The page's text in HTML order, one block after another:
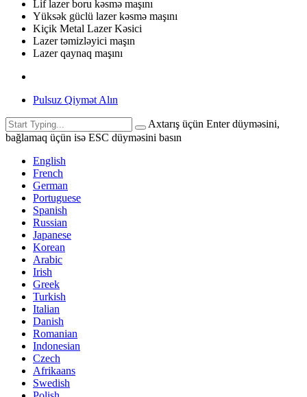
Lif lazer boru kəsmə maşını
Yüksək güclü lazer kəsmə maşını
Kiçik Metal Lazer Kəsici
Lazer təmizləyici maşın
Lazer qaynaq maşını
Pulsuz Qiymət Alın
Axtarış üçün Enter düyməsini,
bağlamaq üçün isə ESC düyməsini basın
English
French
German
Portuguese
Spanish
Russian
Japanese
Korean
Arabic
Irish
Greek
Turkish
Italian
Danish
Romanian
Indonesian
Czech
Afrikaans
Swedish